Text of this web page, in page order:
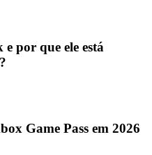
e por que ele está
Game Pass em 2026